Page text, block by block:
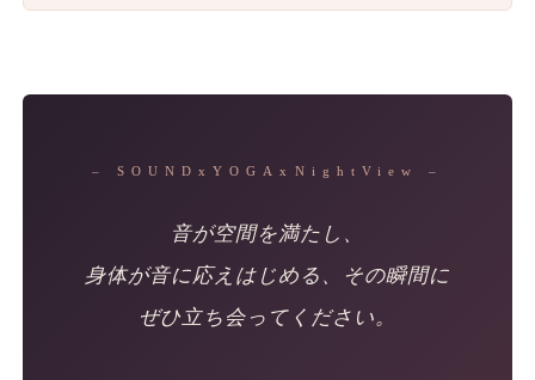
– SOUNDxYOGAxNightView –
音が空間を満たし、
身体が音に応えはじめる、その瞬間に
ぜひ立ち会ってください。